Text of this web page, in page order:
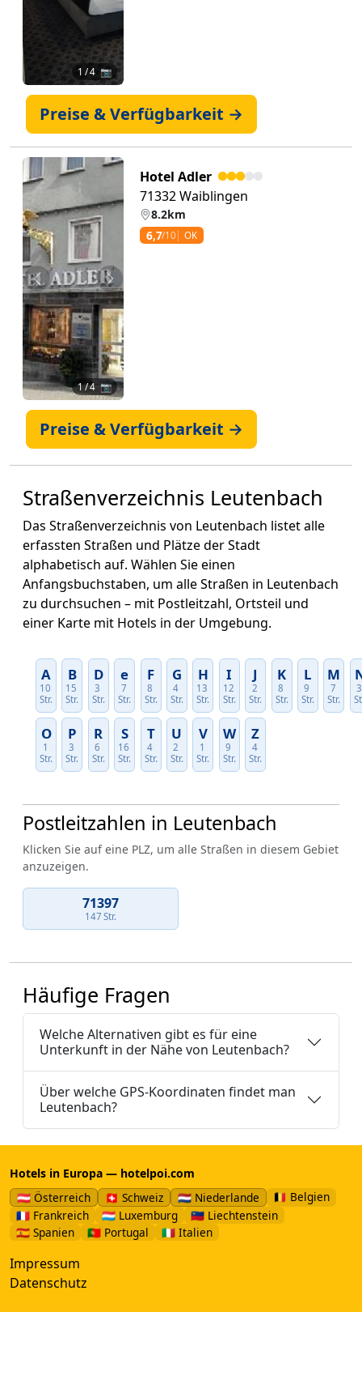
1 / 4 📷
Preise & Verfügbarkeit →
Zurück Weiter
1/ 4 📷
Hotel Adler
71332 Waiblingen
8.2km
6,7/10 OK
Preise & Verfügbarkeit →
Straßenverzeichnis Leutenbach
Das Straßenverzeichnis von Leutenbach listet alle
erfassten Straßen und Plätze der Stadt
alphabetisch auf. Wählen Sie einen
Anfangsbuchstaben, um alle Straßen in Leutenbach
zu durchsuchen – mit Postleitzahl, Ortsteil und
einer Karte mit Hotels in der Umgebung.
A
10
Str.
B
15
Str.
D
3
Str.
e
7
Str.
F
8
Str.
G
4
Str.
H
13
Str.
I
12
Str.
J
2
Str.
K
8
Str.
L
9
Str.
M
7
Str.
O
1
Str.
P
3
Str.
R
6
Str.
S
16
Str.
T
4
Str.
U
2
Str.
V
1
Str.
W
9
Str.
Z
4
Str.
Postleitzahlen in Leutenbach
Klicken Sie auf eine PLZ, um alle Straßen in diesem Gebiet
anzuzeigen.
71397
147 Str.
Häufige Fragen
Welche Alternativen gibt es für eine
Unterkunft in der Nähe von Leutenbach?
Über welche GPS-Koordinaten findet man
Leutenbach?
Hotels in Europa — hotelpoi.com
🇦🇹 Österreich
🇨🇭 Schweiz 🇳🇱 Niederlande
🇧🇪 Belgien
🇫🇷 Frankreich
🇱🇺 Luxemburg
🇱🇮 Liechtenstein
🇪🇸 Spanien
🇵🇹 Portugal 🇮🇹 Italien
Impressum
Datenschutz